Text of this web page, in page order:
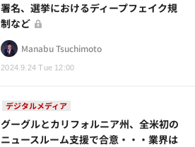
2024.9.24 Tue 12:00
署名、選挙におけるディープフェイク規
制など
Manabu Tsuchimoto
デジタルメディア
グーグルとカリフォルニア州、全米初の
ニュースルーム支援で合意・・・業界は